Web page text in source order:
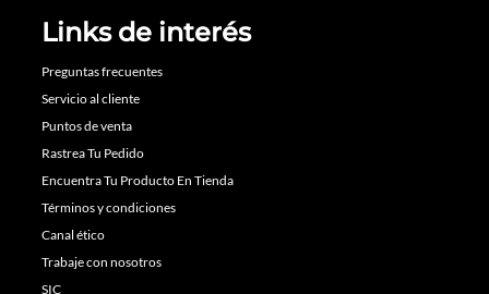
Links de interés
Preguntas frecuentes
Servicio al cliente
Puntos de venta
Rastrea Tu Pedido
Encuentra Tu Producto En Tienda
Términos y condiciones
Canal ético
Trabaje con nosotros
SIC